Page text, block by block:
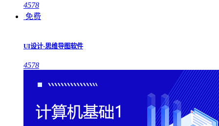
4578
免费
UI设计-思维导图软件
4578